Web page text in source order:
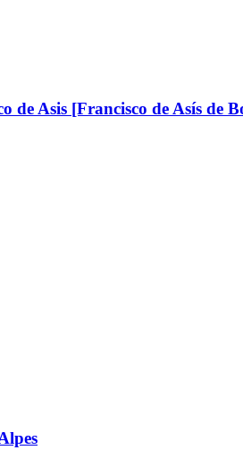
de Asis [Francisco de Asís de